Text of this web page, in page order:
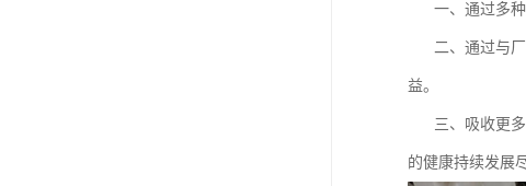
一、通过多种
二、通过与厂
益。
三、吸收更多
的健康持续发展